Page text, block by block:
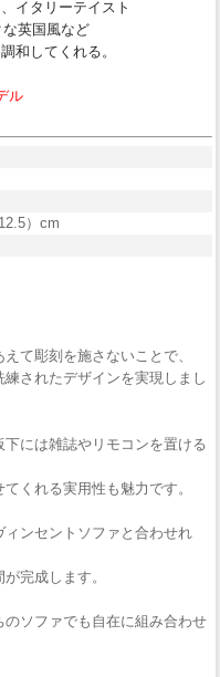
イタリーテイスト
英国風など
和してくれる。
ル
）cm
て彫刻を施さないことで、
されたデザインを実現しまし
には雑誌やリモコンを置ける
くれる実用性も魅力です。
ンセントソファと合わせれ
完成します。
ソファでも自在に組み合わせ